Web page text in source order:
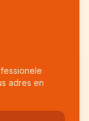
adres en